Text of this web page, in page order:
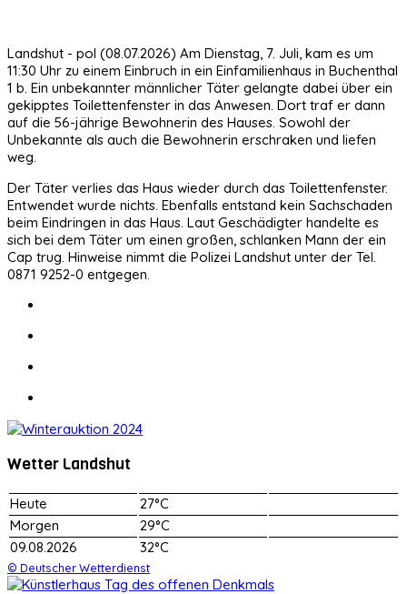
Landshut - pol (08.07.2026) Am Dienstag, 7. Juli, kam es um
11:30 Uhr zu einem Einbruch in ein Einfamilienhaus in Buchenthal
1 b. Ein unbekannter männlicher Täter gelangte dabei über ein
gekipptes Toilettenfenster in das Anwesen. Dort traf er dann
auf die 56-jährige Bewohnerin des Hauses. Sowohl der
Unbekannte als auch die Bewohnerin erschraken und liefen
weg.
Der Täter verlies das Haus wieder durch das Toilettenfenster.
Entwendet wurde nichts. Ebenfalls entstand kein Sachschaden
beim Eindringen in das Haus. Laut Geschädigter handelte es
sich bei dem Täter um einen großen, schlanken Mann der ein
Cap trug. Hinweise nimmt die Polizei Landshut unter der Tel.
0871 9252-0 entgegen.
Wetter Landshut
Heute
27°C
Morgen
29°C
09.08.2026
32°C
© Deutscher Wetterdienst